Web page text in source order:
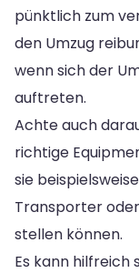
pünktlich zum
den Umzug
wenn sich der
auftreten.
Achte auch
richtige
sie
Transporter
stellen können.
Es kann hilfreich